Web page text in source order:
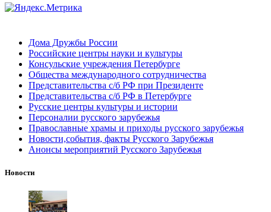
Дома Дружбы России
Российские центры науки и культуры
Консульские учреждения Петербурге
Общества международного сотрудничества
Представительства с/б РФ при Президенте
Представительства с/б РФ в Петербурге
Русские центры культуры и истории
Персоналии русского зарубежья
Православные храмы и приходы русского зарубежья
Новости,события, факты Русского Зарубежья
Анонсы мероприятий Русского Зарубежья
Новости